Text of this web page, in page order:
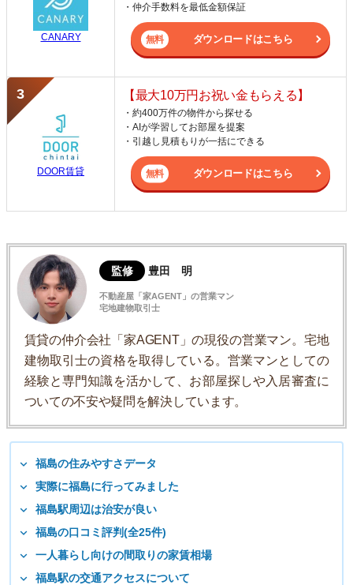
CANARY
・仲介手数料を最低金額保証
ダウンロードはこちら
DOOR賃貸
【最大10万円お祝い金もらえる】
・約400万件の物件から探せる
・AIが学習してお部屋を提案
・引越し見積もりが一括にできる
ダウンロードはこちら
監修 豊田 明
不動産屋「家AGENT」の営業マン
宅地建物取引士
賃貸の仲介会社「家AGENT」の現役の営業マン。宅地
建物取引士の資格を取得している。営業マンとしての
経験と専門知識を活かして、お部屋探しや入居審査に
ついての不安や疑問を解決しています。
福島の住みやすさデータ
実際に福島に行ってみました
福島駅周辺は治安が良い
福島の口コミ評判(全25件)
一人暮らし向けの間取りの家賃相場
福島駅の交通アクセスについて